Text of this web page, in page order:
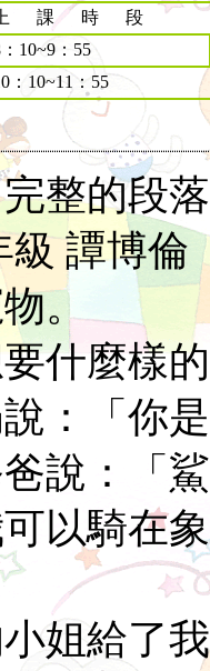
上 課 時 段
10~9：55
：10~11：55
整的段
級 譚博倫
。
什麼樣
：「你
說：「
以騎在
姐給了